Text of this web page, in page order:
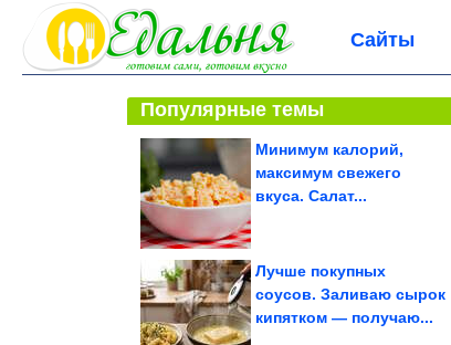
Сайты
Популярные темы
Минимум калорий,
максимум свежего
вкуса. Салат...
Лучше покупных
соусов. Заливаю сырок
кипятком — получаю...